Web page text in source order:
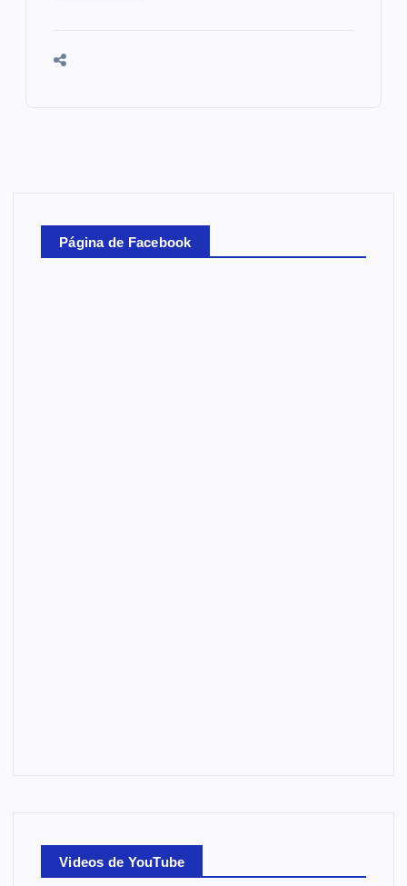
Página de Facebook
Videos de YouTube